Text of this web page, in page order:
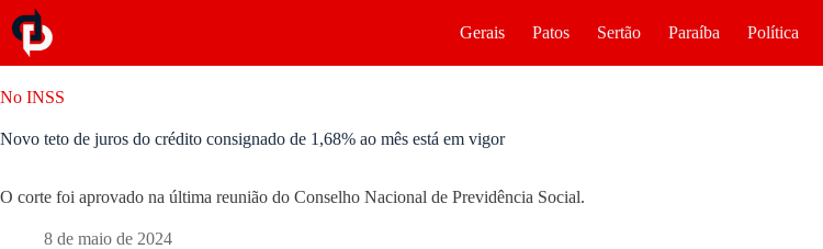
Gerais Patos Sertão Paraíba Política
No INSS
Novo teto de juros do crédito consignado de 1,68% ao mês está em vigor
O corte foi aprovado na última reunião do Conselho Nacional de Previdência Social.
8 de maio de 2024